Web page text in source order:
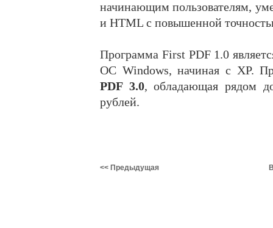
начинающим пользователям,
и HTML с повышенной
Программа First PDF 1.0
ОС Windows, начиная с XP.
PDF 3.0, обладающая рядом
рублей.
<< Предыдущая